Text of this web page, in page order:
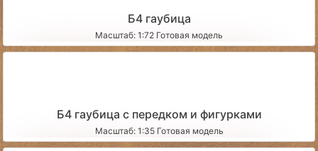
Б4 гаубица
Масштаб: 1:72 Готовая модель
Б4 гаубица с передком и фигурками
Масштаб: 1:35 Готовая модель